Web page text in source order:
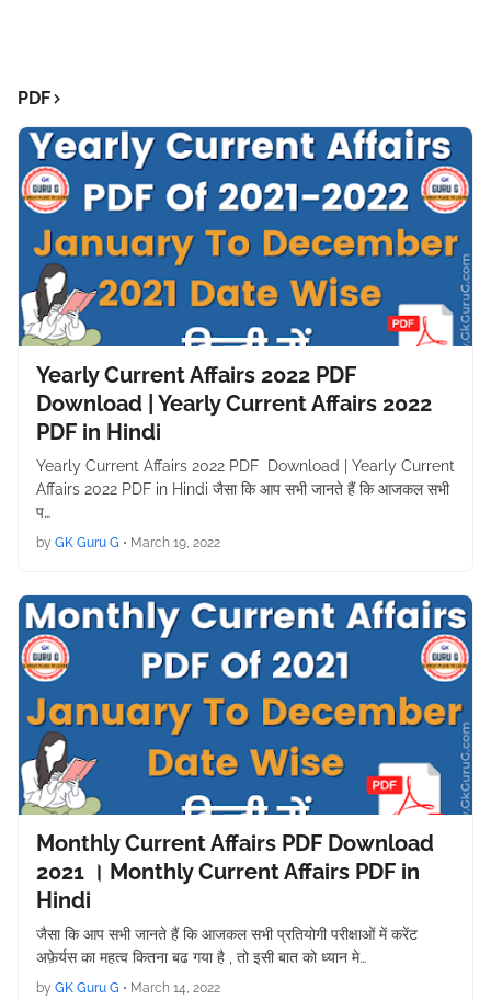
PDF
Yearly Current Affairs 2022 PDF
Download | Yearly Current Affairs 2022
PDF in Hindi
Yearly Current Affairs 2022 PDF Download | Yearly Current
Affairs 2022 PDF in Hindi जैसा कि आप सभी जानते हैं कि आजकल सभी
प…
by GK Guru G • March 19, 2022
Monthly Current Affairs PDF Download
2021 । Monthly Current Affairs PDF in
Hindi
जैसा कि आप सभी जानते हैं कि आजकल सभी प्रतियोगी परीक्षाओं में करेंट
अफ़ेर्यस का महत्व कितना बढ गया है , तो इसी बात को ध्यान मे…
by GK Guru G • March 14, 2022